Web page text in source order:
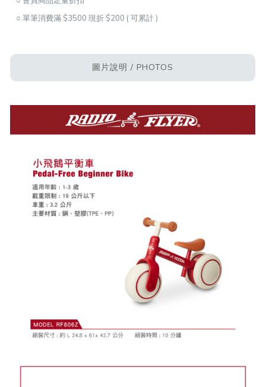
○ 單筆消費滿 $3500 現折 $200 ( 可累計 )
圖片說明 / PHOTOS